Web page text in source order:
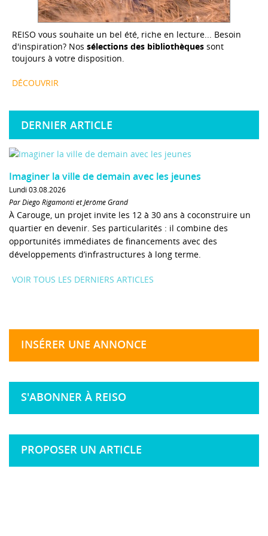
REISO vous souhaite un bel été, riche en lecture... Besoin
d'inspiration? Nos sélections des bibliothèques sont
toujours à votre disposition.
DÉCOUVRIR
DERNIER ARTICLE
Imaginer la ville de demain avec les jeunes
Lundi 03.08.2026
Par Diego Rigamonti et Jérôme Grand
À Carouge, un projet invite les 12 à 30 ans à coconstruire un
quartier en devenir. Ses particularités : il combine des
opportunités immédiates de financements avec des
développements d’infrastructures à long terme.
VOIR TOUS LES DERNIERS ARTICLES
INSÉRER UNE ANNONCE
S'ABONNER À REISO
PROPOSER UN ARTICLE